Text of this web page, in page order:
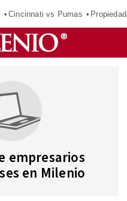
Cincinnati vs Pumas Propiedad
empresarios
en Milenio